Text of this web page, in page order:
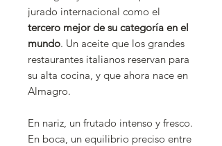
jurado internacional como el
tercero mejor de su categoría en el
mundo. Un aceite que los grandes
restaurantes italianos reservan para
su alta cocina, y que ahora nace en
Almagro.
En nariz, un frutado intenso y fresco.
En boca, un equilibrio preciso entre